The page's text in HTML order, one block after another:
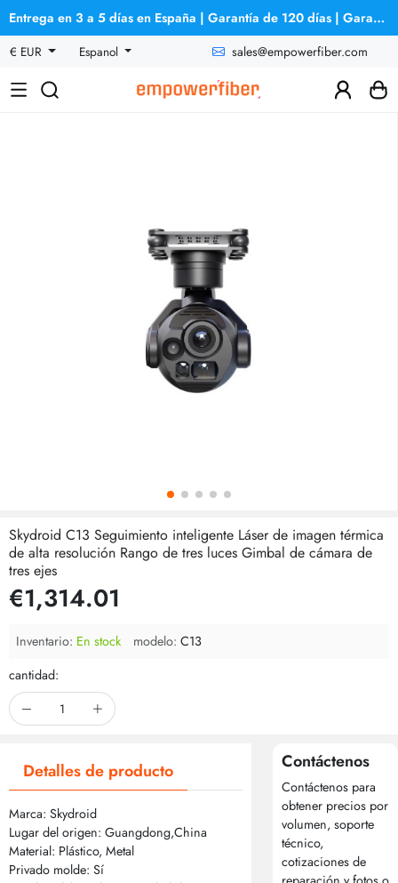
Entrega en 3 a 5 días en España | Garantía de 120 días | Garantía de reembolso
€ EUR
Espanol sales@empowerfiber.com
Skydroid C13 Seguimiento inteligente Láser de imagen térmica
de alta resolución Rango de tres luces Gimbal de cámara de
tres ejes
€1,314.01
Inventario: En stock modelo: C13
cantidad:
Detalles de producto
Marca: Skydroid
Lugar del origen: Guangdong,China
Material: Plástico, Metal
Privado molde: Sí
Contáctenos
Contáctenos para
obtener precios por
volumen, soporte
técnico,
cotizaciones de